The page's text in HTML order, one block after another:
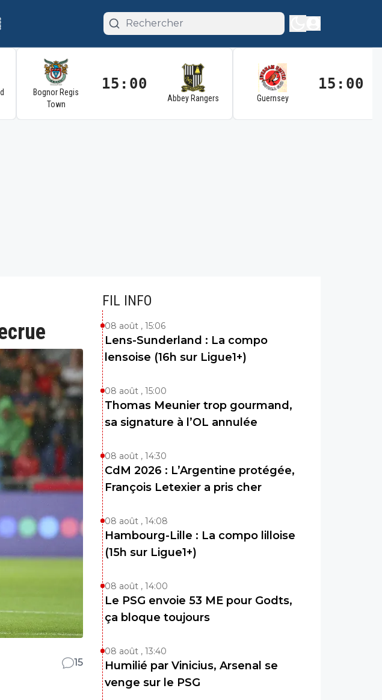
Bognor Regis
Town
15:00
Abbey Rangers Guernsey
15:00
15
FIL INFO
08 août , 15:06
Lens-Sunderland : La compo
lensoise (16h sur Ligue1+)
08 août , 15:00
Thomas Meunier trop gourmand,
sa signature à l’OL annulée
08 août , 14:30
CdM 2026 : L’Argentine protégée,
François Letexier a pris cher
08 août , 14:08
Hambourg-Lille : La compo lilloise
(15h sur Ligue1+)
08 août , 14:00
Le PSG envoie 53 ME pour Godts,
ça bloque toujours
08 août , 13:40
Humilié par Vinicius, Arsenal se
venge sur le PSG